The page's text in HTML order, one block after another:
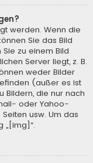
werden. Wenn die
Sie das Bild
zu einem Bild
Server liegt, z. B.
weder Bilder
(außer es ist
Bildern, die nur nach
oder Yahoo-
usw. Um das
„[img]“.